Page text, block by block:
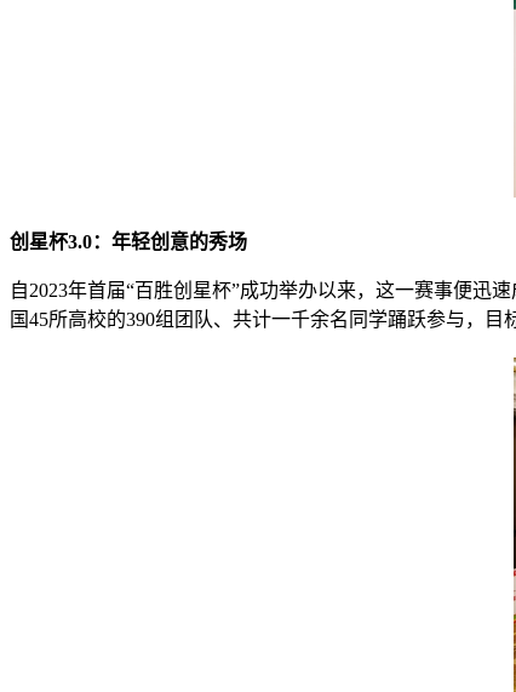
创星杯3.0：年轻创意的秀场
自2023年首届“百胜创星杯”成功举办以来，这一赛事便迅
国45所高校的390组团队、共计一千余名同学踊跃参与，